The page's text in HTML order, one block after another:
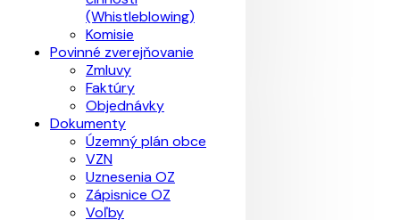
(Whistleblowing)
Komisie
Povinné zverejňovanie
Zmluvy
Faktúry
Objednávky
Dokumenty
Územný plán obce
VZN
Uznesenia OZ
Zápisnice OZ
Voľby